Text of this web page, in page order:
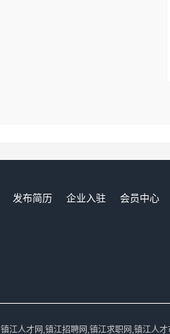
发布简历 企业入驻 会员中心
镇江人才网,镇江招聘网,镇江求职网,镇江人才